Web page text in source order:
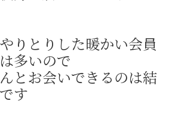
りとりした暖かい会員
多いので
とお会いできるのは結
す